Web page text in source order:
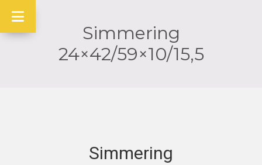
Simmering
24×42/59×10/15,5
Simmering